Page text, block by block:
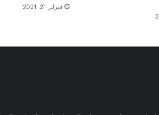
فبراير 21, 2021